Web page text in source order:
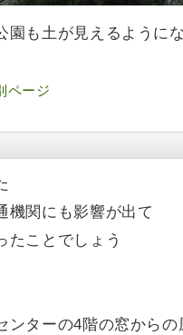
園も土が見えるように
ページ
機関にも影響が出て
たことでしょう
ンターの4階の窓から